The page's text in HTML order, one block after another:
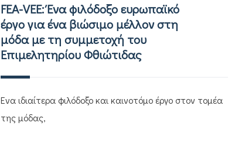
FEA-VEE: Ένα φιλόδοξο ευρωπαϊκό
έργο για ένα βιώσιμο μέλλον στη
μόδα με τη συμμετοχή του
Επιμελητηρίου Φθιώτιδας
Ένα ιδιαίτερα φιλόδοξο και καινοτόμο έργο στον τομέα
της μόδας,